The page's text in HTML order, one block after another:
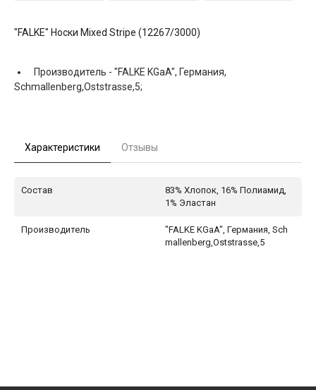
"FALKE" Носки Mixed Stripe (12267/3000)
Производитель - "FALKE KGaA", Германия,
Schmallenberg,Oststrasse,5;
Характеристики Отзывы
Состав
83% Хлопок, 16% Полиамид,
1% Эластан
Производитель
"FALKE KGaA", Германия, Sch
mallenberg,Oststrasse,5